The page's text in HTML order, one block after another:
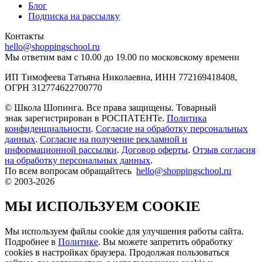
Блог
Подписка на рассылку
Контакты
hello@shoppingschool.ru
Мы ответим вам с 10.00 до 19.00 по московскому времени
ИП Тимофеева Татьяна Николаевна, ИНН 772169418408,
ОГРН 312774622700770
© Школа Шопинга. Все права защищены. Товарный
знак зарегистрирован в РОСПАТЕНТе. Политика
конфиденциальности. Согласие на обработку персональных
данных. Согласие на получение рекламной и
информационной рассылки. Договор оферты. Отзыв согласия
на обработку персональных данных.
По всем вопросам обращайтесь hello@shoppingschool.ru
© 2003-2026
МЫ ИСПОЛЬЗУЕМ COOKIE
Мы используем файлы cookie для улучшения работы сайта.
Подробнее в Политике. Вы можете запретить обработку
сookies в настройках браузера. Продолжая пользоваться